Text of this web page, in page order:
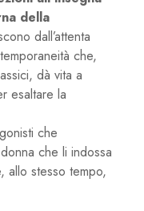
della
dall’attenta
che,
dà vita a
esaltare la
che
che li indossa
allo stesso tempo,